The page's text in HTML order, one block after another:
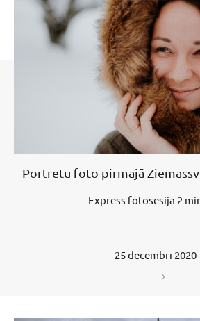
Portretu foto pirmajā
Express fotosesija 2
25 decembrī 2020